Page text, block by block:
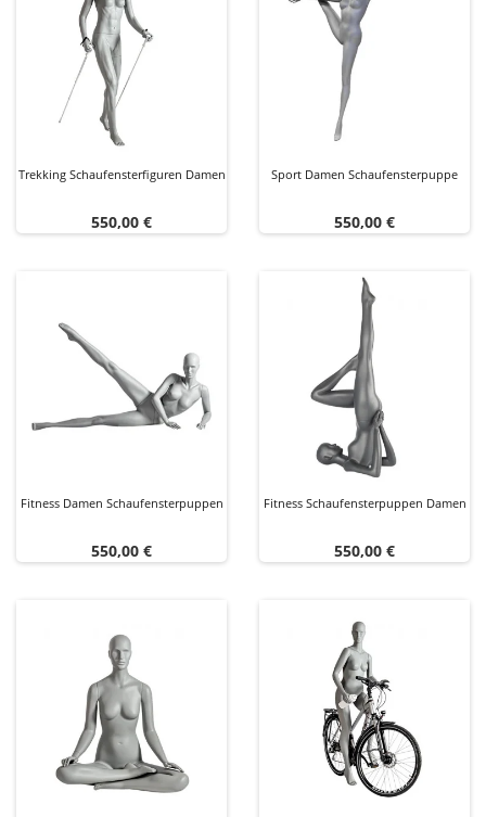
Trekking Schaufensterfiguren Damen
Preis
550,00 €
Sport Damen Schaufensterpuppe
Preis
550,00 €
Fitness Damen Schaufensterpuppen
Preis
550,00 €
Fitness Schaufensterpuppen Damen
Preis
550,00 €